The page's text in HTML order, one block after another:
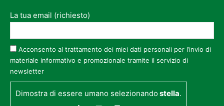
La tua email (richiesto)
Acconsento al trattamento dei miei dati personali per l’invio di
materiale informativo e promozionale tramite il servizio di
newsletter
Dimostra di essere umano selezionandostella.